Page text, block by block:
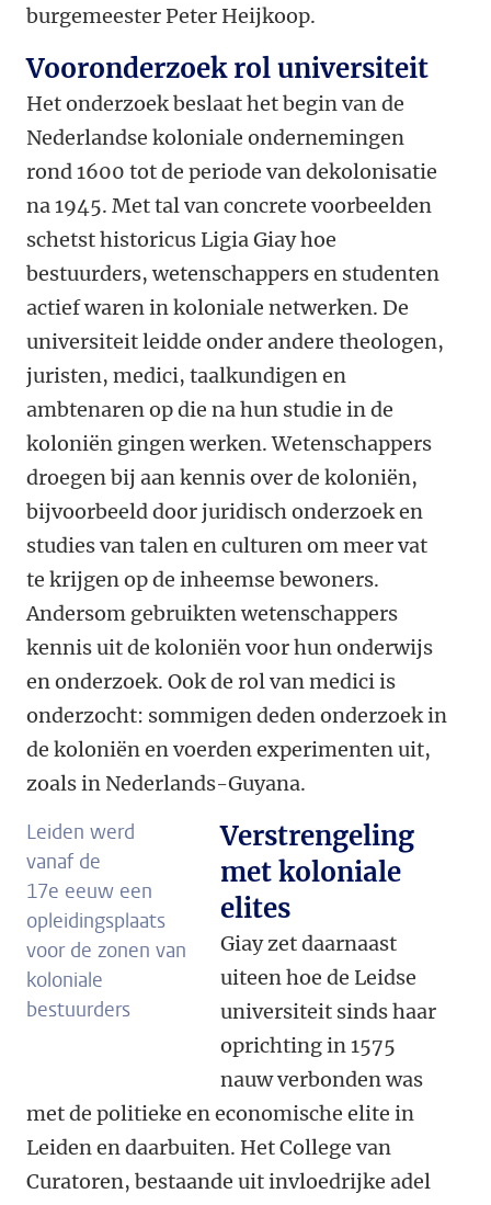
burgemeester Peter Heijkoop.
Vooronderzoek rol universiteit
Het onderzoek beslaat het begin van de
Nederlandse koloniale ondernemingen
rond 1600 tot de periode van dekolonisatie
na 1945. Met tal van concrete voorbeelden
schetst historicus Ligia Giay hoe
bestuurders, wetenschappers en studenten
actief waren in koloniale netwerken. De
universiteit leidde onder andere theologen,
juristen, medici, taalkundigen en
ambtenaren op die na hun studie in de
koloniën gingen werken. Wetenschappers
droegen bij aan kennis over de koloniën,
bijvoorbeeld door juridisch onderzoek en
studies van talen en culturen om meer vat
te krijgen op de inheemse bewoners.
Andersom gebruikten wetenschappers
kennis uit de koloniën voor hun onderwijs
en onderzoek. Ook de rol van medici is
onderzocht: sommigen deden onderzoek in
de koloniën en voerden experimenten uit,
zoals in Nederlands-Guyana.
Leiden werd
vanaf de
17e eeuw een
opleidingsplaats
voor de zonen van
koloniale
bestuurders
Verstrengeling
met koloniale
elites
Giay zet daarnaast
uiteen hoe de Leidse
universiteit sinds haar
oprichting in 1575
nauw verbonden was
met de politieke en economische elite in
Leiden en daarbuiten. Het College van
Curatoren, bestaande uit invloedrijke adel